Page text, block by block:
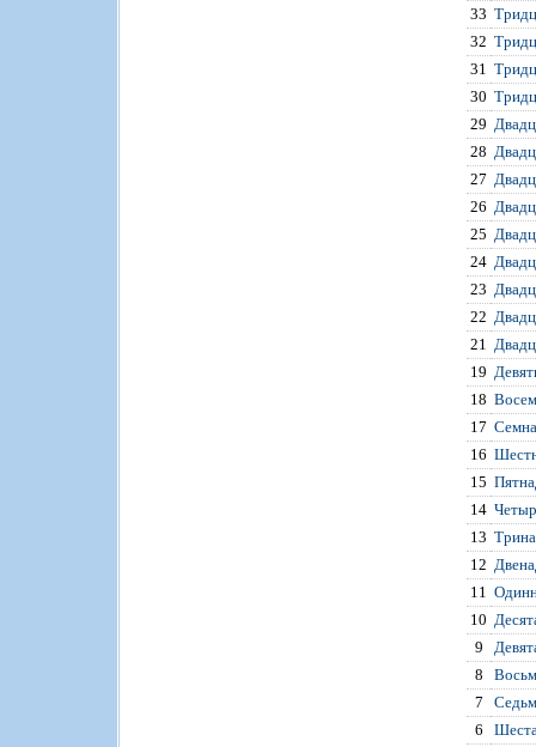
33
32
31
30
29
28
27
26
25
24
23
22
21
19
18
17
16
15
14
13
12
11
10
9
8
7
6